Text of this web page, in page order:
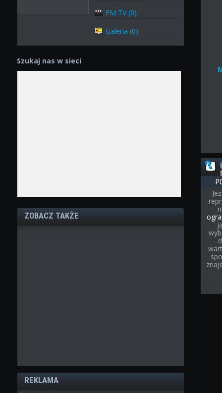
FM TV (0)
Galeria (0)
Szukaj nas w sieci
ZOBACZ TAKŻE
REKLAMA